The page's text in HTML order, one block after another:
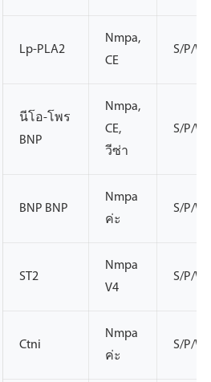
Lp-PLA2
Nmpa,
CE
S/P/
นีโอ-โพร
BNP
Nmpa,
CE,
วีซ่า
S/P/
BNP BNP
Nmpa
ค่ะ
S/P/
ST2
Nmpa
V4
S/P/
Ctni
Nmpa
ค่ะ
S/P/